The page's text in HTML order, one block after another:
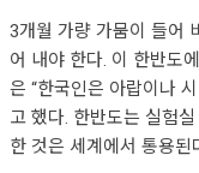
3개월 가량 가뭄이 들어
어 내야 한다. 이 한반도
은 “한국인은 아랍이나
고 했다. 한반도는 실험
한 것은 세계에서 통용된